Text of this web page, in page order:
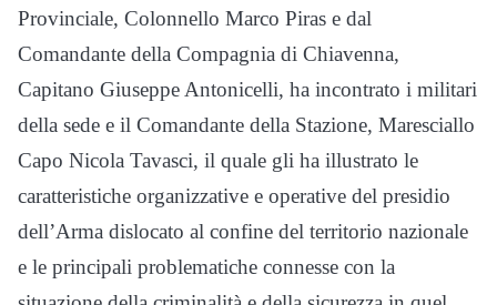
Provinciale, Colonnello Marco Piras e dal
Comandante della Compagnia di Chiavenna,
Capitano Giuseppe Antonicelli, ha incontrato i militari
della sede e il Comandante della Stazione, Maresciallo
Capo Nicola Tavasci, il quale gli ha illustrato le
caratteristiche organizzative e operative del presidio
dell’Arma dislocato al confine del territorio nazionale
e le principali problematiche connesse con la